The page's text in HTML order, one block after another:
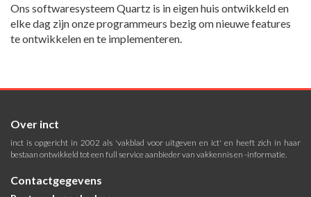
Ons softwaresysteem Quartz is in eigen huis ontwikkeld en
elke dag zijn onze programmeurs bezig om nieuwe features
te ontwikkelen en te implementeren.
Over inct
inct is opgericht in 2002 als 'vakblad voor uitgeven en ict' en heeft zich in haar
bestaan ontwikkeld tot een full service aanbieder van vakkennis en -informatie.
Contactgegevens